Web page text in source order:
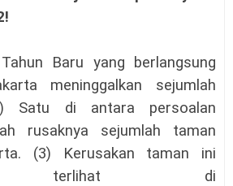
Baru yang berlangsung
meninggalkan sejumlah
Satu di antara persoalan
rusaknya sejumlah taman
(3) Kerusakan taman ini
terlihat di